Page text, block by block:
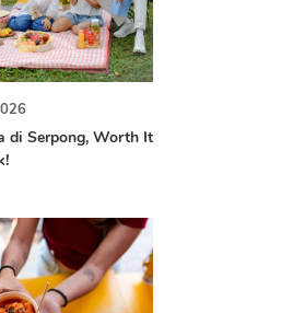
di Serpong, Worth It